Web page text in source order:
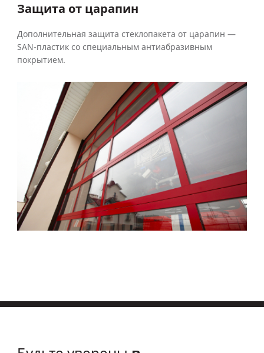
Защита от царапин
Дополнительная защита стеклопакета от царапин —
SAN-пластик со специальным антиабразивным
покрытием.